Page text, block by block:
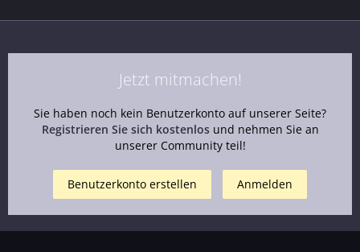
Jetzt mitmachen!
Sie haben noch kein Benutzerkonto auf unserer Seite?
Registrieren Sie sich kostenlosund nehmen Sie an
unserer Community teil!
Benutzerkonto erstellen Anmelden